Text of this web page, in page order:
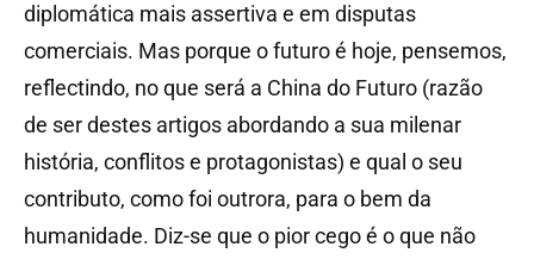
diplomática mais assertiva e em disputas
comerciais. Mas porque o futuro é hoje, pensemos,
reflectindo, no que será a China do Futuro (razão
de ser destes artigos abordando a sua milenar
história, conflitos e protagonistas) e qual o seu
contributo, como foi outrora, para o bem da
humanidade. Diz-se que o pior cego é o que não